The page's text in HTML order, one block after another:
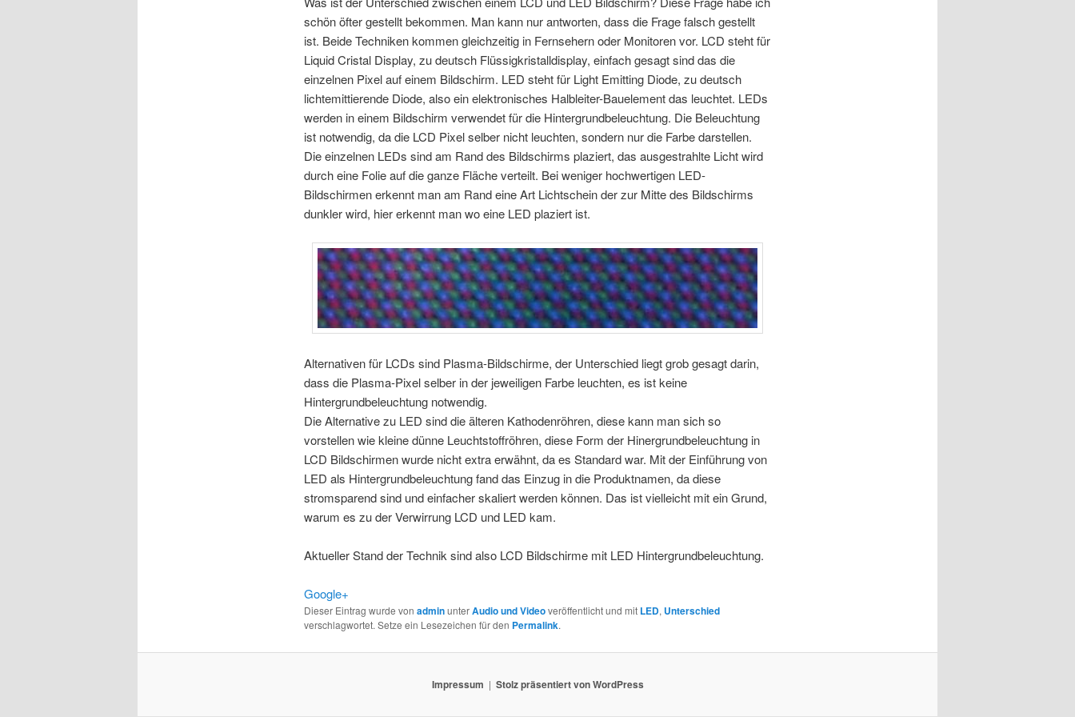
schön öfter gestellt bekommen. Man kann nur antworten, dass die Frage falsch gestellt
ist. Beide Techniken kommen gleichzeitig in Fernsehern oder Monitoren vor. LCD steht für
Liquid Cristal Display, zu deutsch Flüssigkristalldisplay, einfach gesagt sind das die
einzelnen Pixel auf einem Bildschirm. LED steht für Light Emitting Diode, zu deutsch
lichtemittierende Diode, also ein elektronisches Halbleiter-Bauelement das leuchtet. LEDs
werden in einem Bildschirm verwendet für die Hintergrundbeleuchtung. Die Beleuchtung
ist notwendig, da die LCD Pixel selber nicht leuchten, sondern nur die Farbe darstellen.
Die einzelnen LEDs sind am Rand des Bildschirms plaziert, das ausgestrahlte Licht wird
durch eine Folie auf die ganze Fläche verteilt. Bei weniger hochwertigen LED-
Bildschirmen erkennt man am Rand eine Art Lichtschein der zur Mitte des Bildschirms
dunkler wird, hier erkennt man wo eine LED plaziert ist.
Alternativen für LCDs sind Plasma-Bildschirme, der Unterschied liegt grob gesagt darin,
dass die Plasma-Pixel selber in der jeweiligen Farbe leuchten, es ist keine
Hintergrundbeleuchtung notwendig.
Die Alternative zu LED sind die älteren Kathodenröhren, diese kann man sich so
vorstellen wie kleine dünne Leuchtstoffröhren, diese Form der Hinergrundbeleuchtung in
LCD Bildschirmen wurde nicht extra erwähnt, da es Standard war. Mit der Einführung von
LED als Hintergrundbeleuchtung fand das Einzug in die Produktnamen, da diese
stromsparend sind und einfacher skaliert werden können. Das ist vielleicht mit ein Grund,
warum es zu der Verwirrung LCD und LED kam.
Aktueller Stand der Technik sind also LCD Bildschirme mit LED Hintergrundbeleuchtung.
Google+
Dieser Eintrag wurde von adminunterAudio und Videoveröffentlicht und mit LED, Unterschied
verschlagwortet. Setze ein Lesezeichen für den Permalink.
Impressum Stolz präsentiert von WordPress